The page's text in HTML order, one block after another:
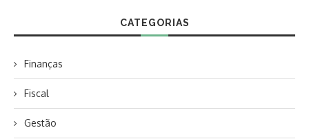
CATEGORIAS
Finanças
Fiscal
Gestão